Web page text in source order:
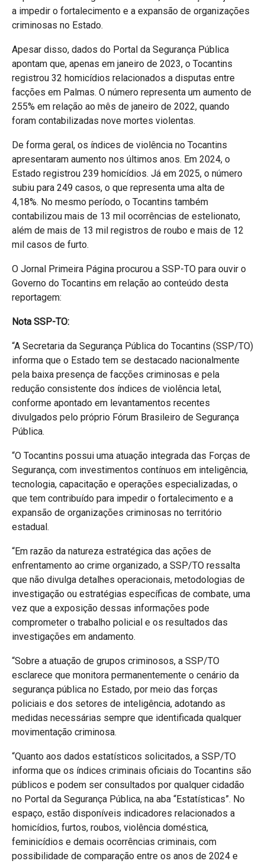
a impedir o fortalecimento e a expansão de organizações
criminosas no Estado.
Apesar disso, dados do Portal da Segurança Pública
apontam que, apenas em janeiro de 2023, o Tocantins
registrou 32 homicídios relacionados a disputas entre
facções em Palmas. O número representa um aumento de
255% em relação ao mês de janeiro de 2022, quando
foram contabilizadas nove mortes violentas.
De forma geral, os índices de violência no Tocantins
apresentaram aumento nos últimos anos. Em 2024, o
Estado registrou 239 homicídios. Já em 2025, o número
subiu para 249 casos, o que representa uma alta de
4,18%. No mesmo período, o Tocantins também
contabilizou mais de 13 mil ocorrências de estelionato,
além de mais de 13 mil registros de roubo e mais de 12
mil casos de furto.
O Jornal Primeira Página procurou a SSP-TO para ouvir o
Governo do Tocantins em relação ao conteúdo desta
reportagem:
Nota SSP-TO:
“A Secretaria da Segurança Pública do Tocantins (SSP/TO)
informa que o Estado tem se destacado nacionalmente
pela baixa presença de facções criminosas e pela
redução consistente dos índices de violência letal,
conforme apontado em levantamentos recentes
divulgados pelo próprio Fórum Brasileiro de Segurança
Pública.
“O Tocantins possui uma atuação integrada das Forças de
Segurança, com investimentos contínuos em inteligência,
tecnologia, capacitação e operações especializadas, o
que tem contribuído para impedir o fortalecimento e a
expansão de organizações criminosas no território
estadual.
“Em razão da natureza estratégica das ações de
enfrentamento ao crime organizado, a SSP/TO ressalta
que não divulga detalhes operacionais, metodologias de
investigação ou estratégias específicas de combate, uma
vez que a exposição dessas informações pode
comprometer o trabalho policial e os resultados das
investigações em andamento.
“Sobre a atuação de grupos criminosos, a SSP/TO
esclarece que monitora permanentemente o cenário da
segurança pública no Estado, por meio das forças
policiais e dos setores de inteligência, adotando as
medidas necessárias sempre que identificada qualquer
movimentação criminosa.
“Quanto aos dados estatísticos solicitados, a SSP/TO
informa que os índices criminais oficiais do Tocantins são
públicos e podem ser consultados por qualquer cidadão
no Portal da Segurança Pública, na aba “Estatísticas”. No
espaço, estão disponíveis indicadores relacionados a
homicídios, furtos, roubos, violência doméstica,
feminicídios e demais ocorrências criminais, com
possibilidade de comparação entre os anos de 2024 e